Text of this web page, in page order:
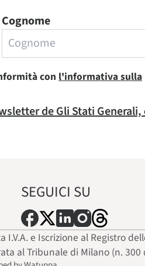
Cognome
con l'informativa sulla
de Gli Stati
SEGUICI SU
e Iscrizione al Registro
al Tribunale di Milano (n. 300